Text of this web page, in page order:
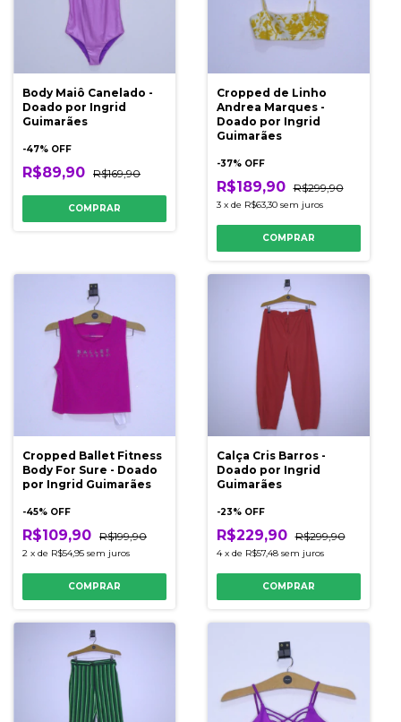
Body Maiô Canelado -
Doado por Ingrid
Guimarães
-47% OFF
R$89,90 R$169,90
COMPRAR
Cropped de Linho
Andrea Marques -
Doado por Ingrid
Guimarães
-37% OFF
R$189,90 R$299,90
3 x de R$63,30 sem juros
COMPRAR
Cropped Ballet Fitness
Body For Sure - Doado
por Ingrid Guimarães
-45% OFF
R$109,90 R$199,90
2 x de R$54,95 sem juros
COMPRAR
Calça Cris Barros -
Doado por Ingrid
Guimarães
-23% OFF
R$229,90 R$299,90
4 x de R$57,48 sem juros
COMPRAR